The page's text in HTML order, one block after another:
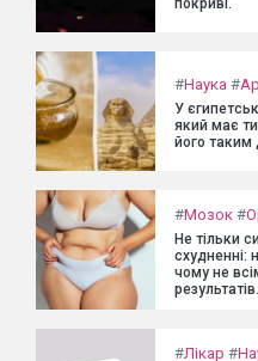
#Наука #
У
який має
його таким
#Мозок #
Не тільки
схудненні:
чому не
результатів.
#Лікар #